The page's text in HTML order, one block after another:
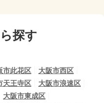
探す
市此花区
大阪市西区
天王寺区
大阪市浪速区
大阪市東成区